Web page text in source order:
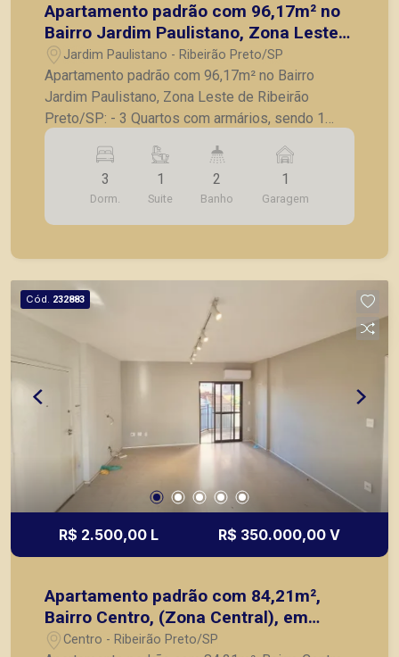
Apartamento padrão com 96,17m² no
Bairro Jardim Paulistano, Zona Leste
de Ribeirão Preto/SP:
Jardim Paulistano - Ribeirão Preto/SP
Apartamento padrão com 96,17m² no Bairro
Jardim Paulistano, Zona Leste de Ribeirão
Preto/SP: - 3 Quartos com armários, sendo 1
suite; - Banheiro social completo; - Sala para 2
ambientes; - Sacada; - Cozinha com armários
planejados; - Lavanderia; - 1 Vaga de garagem. A
Piramid tem como objetivo atender seus clientes
com agilidade e segurança, em locação, vendas
Preto.
3
Dorm.
1
Suite
2
Banho
1
Garagem
Cód. 232883
R$ 2.500,00 L R$ 350.000,00 V
Apartamento padrão com 84,21m²,
Bairro Centro, (Zona Central), em
Ribeirão Preto/SP.
Centro - Ribeirão Preto/SP